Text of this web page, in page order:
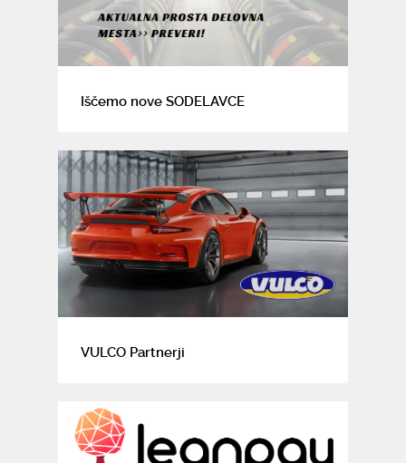
Iščemo nove SODELAVCE
VULCO Partnerji